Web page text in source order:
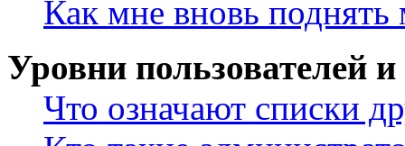
Как мне вновь
Уровни пользователей
Что означают списки